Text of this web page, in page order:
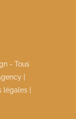
- Tous
légales